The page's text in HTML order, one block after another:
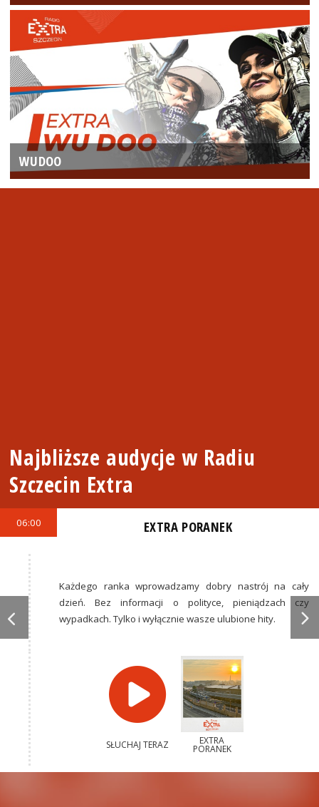
WUDOO
Najbliższe audycje w Radiu
Szczecin Extra
06:00 EXTRA PORANEK
Każdego ranka wprowadzamy dobry nastrój na cały
dzień. Bez informacji o polityce, pieniądzach czy
wypadkach. Tylko i wyłącznie wasze ulubione hity.
SŁUCHAJ TERAZ EXTRA
PORANEK